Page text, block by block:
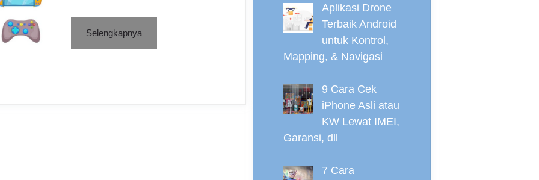
Selengkapnya
Aplikasi Drone
Terbaik Android
untuk Kontrol,
Mapping, & Navigasi
9 Cara Cek
iPhone Asli atau
KW Lewat IMEI,
Garansi, dll
7 Cara